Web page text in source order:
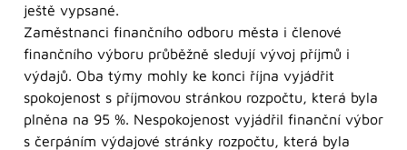
ještě vypsané.
Zaměstnanci finančního odboru města i členové
finančního výboru průběžně sledují vývoj příjmů i
výdajů. Oba týmy mohly ke konci října vyjádřit
spokojenost s příjmovou stránkou rozpočtu, která byla
plněna na 95 %. Nespokojenost vyjádřil finanční výbor
s čerpáním výdajové stránky rozpočtu, která byla